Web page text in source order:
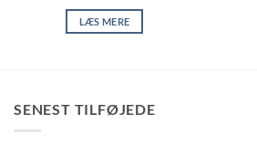
LÆS MERE
SENEST TILFØJEDE